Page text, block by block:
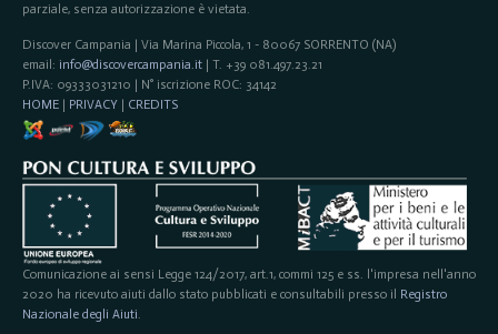
parziale, senza autorizzazione è vietata.
Discover Campania | Via Marina Piccola, 1 - 80067 SORRENTO (NA)
email: info@discovercampania.it| T. +39 081.497.23.21
P.IVA: 09333031210 | N° iscrizione ROC: 34142
HOME| PRIVACY | CREDITS
Comunicazione ai sensi Legge 124/2017, art.1, commi 125 e ss. l'impresa nell'anno
2020 ha ricevuto aiuti dallo stato pubblicati e consultabili presso il Registro
Nazionale degli Aiuti.